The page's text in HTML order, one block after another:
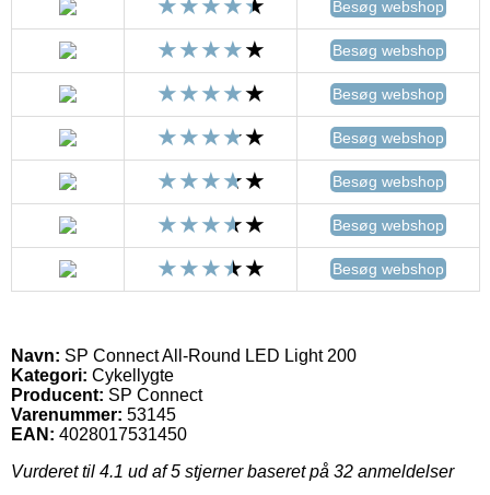
Besøg webshop
Besøg webshop
Besøg webshop
Besøg webshop
Besøg webshop
Besøg webshop
Besøg webshop
Navn: SP Connect All-Round LED Light 200
Kategori: Cykellygte
Producent: SP Connect
Varenummer: 53145
EAN: 4028017531450
Vurderet til 4.1 ud af 5 stjerner baseret på 32 anmeldelser